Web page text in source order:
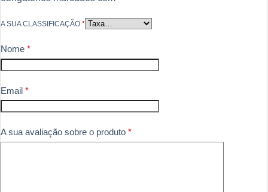
A SUA CLASSIFICAÇÃO *
Nome *
Email *
A sua avaliação sobre o produto *